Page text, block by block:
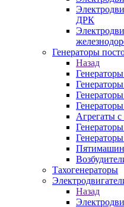
ДРК
Генераторы
Назад
Агрегаты
Тахогенераторы
Назад